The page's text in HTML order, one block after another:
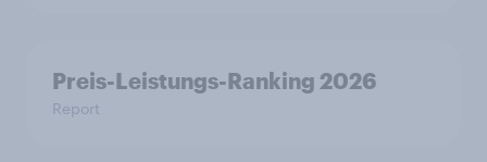
Preis-Leistungs-Ranking 2026
Report